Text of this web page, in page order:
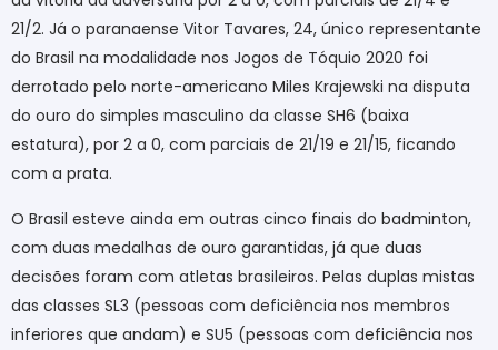
21/2. Já o paranaense Vitor Tavares, 24, único representante
do Brasil na modalidade nos Jogos de Tóquio 2020 foi
derrotado pelo norte-americano Miles Krajewski na disputa
do ouro do simples masculino da classe SH6 (baixa
estatura), por 2 a 0, com parciais de 21/19 e 21/15, ficando
com a prata.
O Brasil esteve ainda em outras cinco finais do badminton,
com duas medalhas de ouro garantidas, já que duas
decisões foram com atletas brasileiros. Pelas duplas mistas
das classes SL3 (pessoas com deficiência nos membros
inferiores que andam) e SU5 (pessoas com deficiência nos